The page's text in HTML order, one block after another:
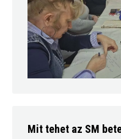
Mit tehet az SM